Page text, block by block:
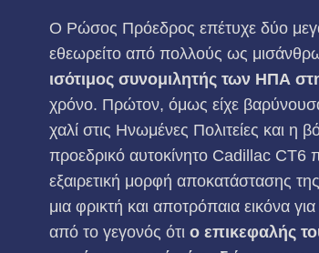
Ο Ρώσος Πρόεδρος επέτυχε δύο
εθεωρείτο από πολλούς ως
ισότιμος συνομιλητής των ΗΠΑ
χρόνο. Πρώτον, όμως είχε
χαλί στις Ηνωμένες Πολιτείες και
προεδρικό αυτοκίνητο Cadillac CT6
εξαιρετική μορφή αποκατάστασης
μια φρικτή και αποτρόπαια εικόνα
από το γεγονός ότι ο επικεφαλής